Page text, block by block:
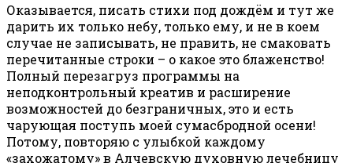
Оказывается, писать стихи под дождём и тут же
дарить их только небу, только ему, и не в коем
случае не записывать, не править, не смаковать
перечитанные строки – о какое это блаженство!
Полный перезагруз программы на
неподконтрольный креатив и расширение
возможностей до безграничных, это и есть
чарующая поступь моей сумасбродной осени!
Потому, повторяю с улыбкой каждому
«захожатому» в Алчевскую духовную лечебницу